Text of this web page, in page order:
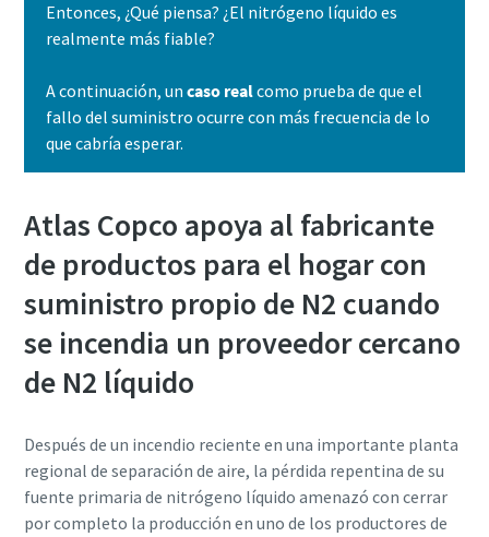
industria de alimentación y bebidas, pero hay un
ingrediente fundamental que no se tiene en cuenta: el aire
las soluciones de aire comprimido y nitrógeno para la
industria de alimentación y bebidas.
Entonces, ¿Qué piensa? ¿El nitrógeno líquido es
realmente más fiable?
A continuación, un caso realcomo prueba de que el
fallo del suministro ocurre con más frecuencia de lo
que cabría esperar.
Atlas Copco apoya al fabricante
de productos para el hogar con
suministro propio de N2 cuando
se incendia un proveedor cercano
de N2 líquido
Después de un incendio reciente en una importante planta
regional de separación de aire, la pérdida repentina de su
fuente primaria de nitrógeno líquido amenazó con cerrar
por completo la producción en uno de los productores de